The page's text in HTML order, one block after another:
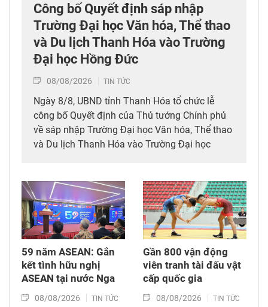
Công bố Quyết định sáp nhập
Trường Đại học Văn hóa, Thể thao
và Du lịch Thanh Hóa vào Trường
Đại học Hồng Đức
08/08/2026 TIN TỨC
Ngày 8/8, UBND tỉnh Thanh Hóa tổ chức lễ
công bố Quyết định của Thủ tướng Chính phủ
về sáp nhập Trường Đại học Văn hóa, Thể thao
và Du lịch Thanh Hóa vào Trường Đại học
59 năm ASEAN: Gắn
kết tình hữu nghị
ASEAN tại nước Nga
08/08/2026 TIN TỨC
Gần 800 vận động
viên tranh tài đấu vật
cấp quốc gia
08/08/2026 TIN TỨC